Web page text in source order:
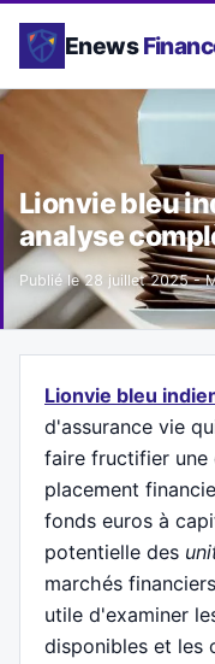
Enews
Lionvie bleu
analyse
Publié le28 juillet 2025-
Lionvie bleu
d'assurance vie
faire fructifier une
placement
fonds euros à
potentielle des
marchés
utile d'examiner
disponibles et les